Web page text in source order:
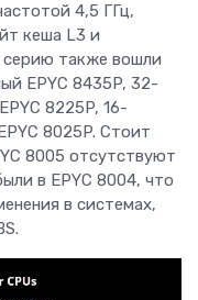
4,5 ГГц,
кеша L3 и
также вошли
EPYC 8435P, 32-
8225P, 16-
8025P. Стоит
8005 отсутствуют
в EPYC 8004, что
в системах,